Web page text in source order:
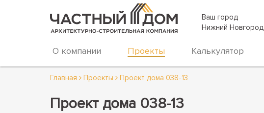
Ваш город
Нижний Новгород
О компании Проекты Калькулятор
Главная Проекты Проект дома 038-13
Проект дома 038-13